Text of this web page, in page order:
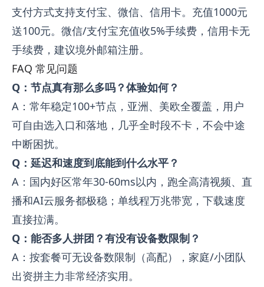
支付方式支持支付宝、微信、信用卡。充值1000元
送100元。微信/支付宝充值收5%手续费，信用卡无
手续费，建议境外邮箱注册。
FAQ 常见问题
Q：节点真有那么多吗？体验如何？
A：常年稳定100+节点，亚洲、美欧全覆盖，用户
可自由选入口和落地，几乎全时段不卡，不会中途
中断困扰。
Q：延迟和速度到底能到什么水平？
A：国内好区常年30-60ms以内，跑全高清视频、直
播和AI云服务都极稳；单线程万兆带宽，下载速度
直接拉满。
Q：能否多人拼团？有没有设备数限制？
A：按套餐可无设备数限制（高配），家庭/小团队
出资拼主力非常经济实用。